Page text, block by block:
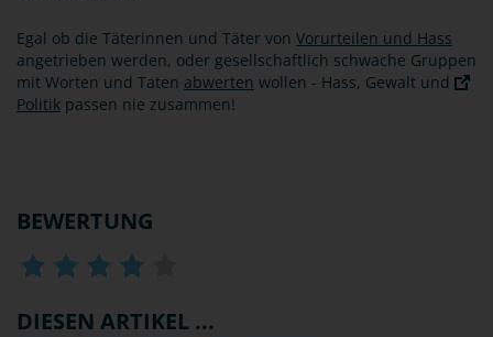
Egal ob die Täterinnen und Täter von Vorurteilen und Hass
angetrieben werden, oder gesellschaftlich schwache Gruppen
mit Worten und Taten abwerten wollen - Hass, Gewalt und
Politik passen nie zusammen!
BEWERTUNG
DIESEN ARTIKEL ...